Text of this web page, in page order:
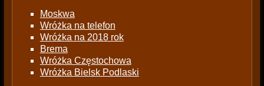
Moskwa
Wróżka na telefon
Wróżka na 2018 rok
Brema
Wróżka Częstochowa
Wróżka Bielsk Podlaski